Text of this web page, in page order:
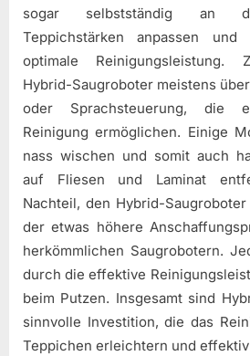
sogar selbstständig an
Teppichstärken anpassen
optimale Reinigungsleistung.
Hybrid-Saugroboter meistens
oder Sprachsteuerung, die
Reinigung ermöglichen. Einige
nass wischen und somit auch
auf Fliesen und Laminat
Nachteil, den Hybrid-
der etwas höhere
herkömmlichen Saugrobotern.
durch die effektive
beim Putzen. Insgesamt sind
sinnvolle Investition, die das
Teppichen erleichtern und